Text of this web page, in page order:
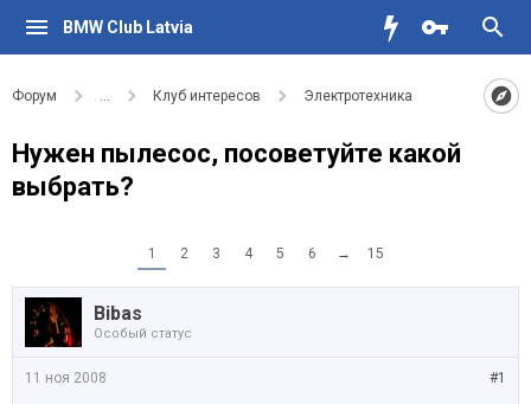
BMW Club Latvia
Форум ... Клуб интересов Электротехника
Нужен пылесос, посоветуйте какой
выбрать?
1 2 3 4 5 6 → 15
Bibas
Особый статус
#1
11 ноя 2008